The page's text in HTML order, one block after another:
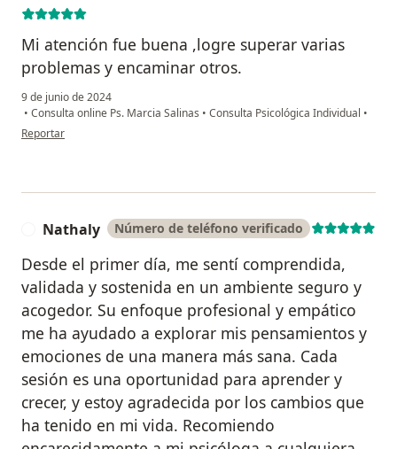
Mi atención fue buena ,logre superar varias
problemas y encaminar otros.
9 de junio de 2024
• Consulta online Ps. Marcia Salinas • Consulta Psicológica Individual •
en opinión del usuario Verónica
Reportar
Nathaly Número de teléfono verificado
Desde el primer día, me sentí comprendida,
validada y sostenida en un ambiente seguro y
acogedor. Su enfoque profesional y empático
me ha ayudado a explorar mis pensamientos y
emociones de una manera más sana. Cada
sesión es una oportunidad para aprender y
crecer, y estoy agradecida por los cambios que
ha tenido en mi vida. Recomiendo